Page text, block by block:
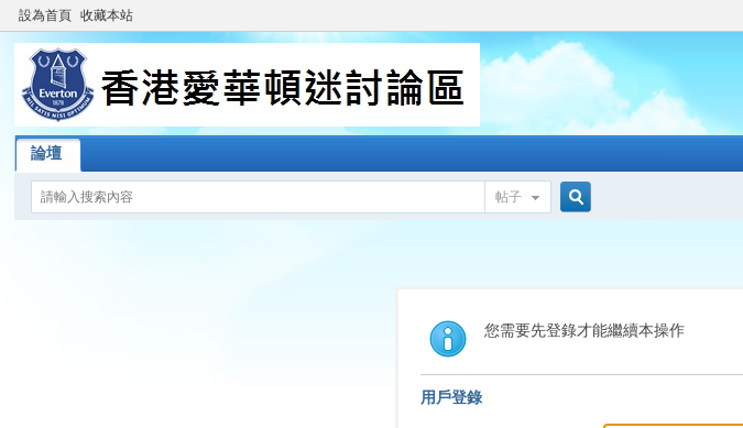
設為首頁 收藏本站
論壇
帖子
索
您需要先登錄才能繼續本操作
用戶登錄